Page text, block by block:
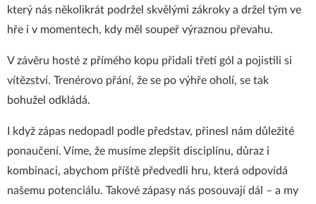
který nás několikrát podržel skvělými zákroky a držel tým ve
hře i v momentech, kdy měl soupeř výraznou převahu.
V závěru hosté z přímého kopu přidali třetí gól a pojistili si
vítězství. Trenérovo přání, že se po výhře oholí, se tak
bohužel odkládá.
I když zápas nedopadl podle představ, přinesl nám důležité
ponaučení. Víme, že musíme zlepšit disciplínu, důraz i
kombinaci, abychom příště předvedli hru, která odpovídá
našemu potenciálu. Takové zápasy nás posouvají dál – a my